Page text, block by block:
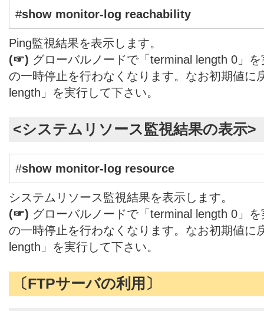
#show monitor-log reachability
Ping監視結果を表示します。
(☞) グローバルノードで「terminal length 0」
の一時停止を行わなくなります。なお初期値に
length」を実行して下さい。
<システムリソース監視結果の表示>
#show monitor-log resource
システムリソース監視結果を表示します。
(☞) グローバルノードで「terminal length 0」
の一時停止を行わなくなります。なお初期値に
length」を実行して下さい。
〔FTPサーバの利用〕